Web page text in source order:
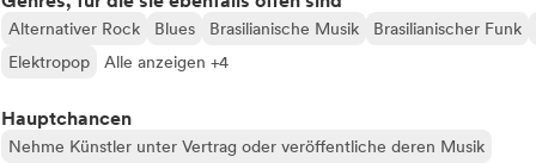
Alternativer Rock Blues Brasilianische Musik Brasilianischer Funk
Elektropop
Alle anzeigen +4
Hauptchancen
Nehme Künstler unter Vertrag oder veröffentliche deren Musik